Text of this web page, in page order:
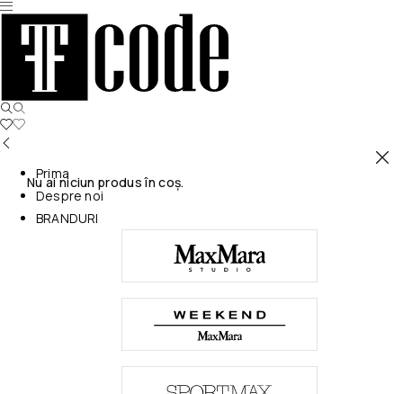
Nu ai niciun produs în coș.
Prima
Despre noi
BRANDURI